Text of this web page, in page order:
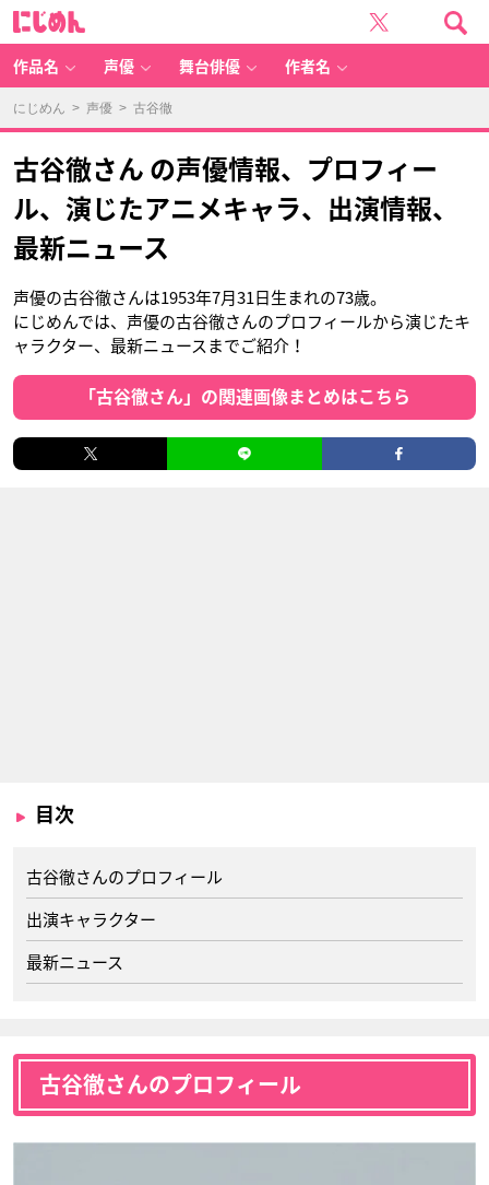
作品名 声優 舞台俳優 作者名
にじめん > 声優 > 古谷徹
古谷徹さん の声優情報、プロフィー
ル、演じたアニメキャラ、出演情報、
最新ニュース
声優の古谷徹さんは1953年7月31日生まれの73歳。
にじめんでは、声優の古谷徹さんのプロフィールから演じたキ
ャラクター、最新ニュースまでご紹介！
「古谷徹さん」の関連画像まとめはこちら
目次
古谷徹さんのプロフィール
出演キャラクター
最新ニュース
古谷徹さんのプロフィール